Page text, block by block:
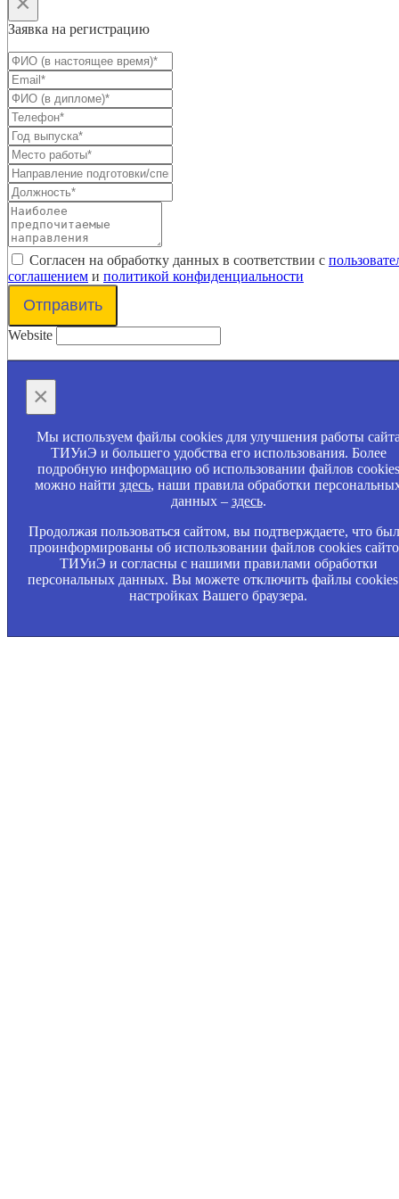
Заявка на регистрацию
Согласен на обработку данных в соответствии с
соглашением и политикой конфиденциальности
Отправить
Website
×
Мы используем файлы cookies для улучшения работы
ТИУиЭ и большего удобства его использования. Более
подробную информацию об использовании файлов cookies
можно найти здесь, наши правила обработки
данных – здесь.
Продолжая пользоваться сайтом, вы подтверждаете, что
проинформированы об использовании файлов cookies
ТИУиЭ и согласны с нашими правилами обработки
персональных данных. Вы можете отключить файлы
настройках Вашего браузера.